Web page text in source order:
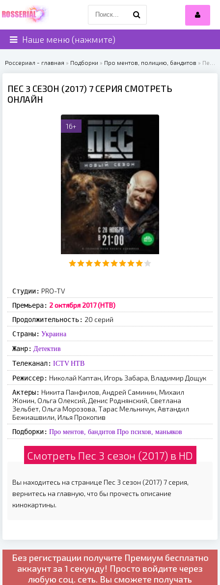
Наше меню (нажмите)
Россериал - главная » Подборки » Про ментов, полицию, бандитов » Пес 3 сезон (2017)
ПЕС 3 СЕЗОН (2017) 7 СЕРИЯ СМОТРЕТЬ
ОНЛАЙН
16+
Студии: PRO-TV
Премьера: 2 октября 2017 (НТВ)
Продолжительность: 20 серий
Страны: Украина
Жанр: Детектив
Телеканал: ICTV НТВ
Режиссер: Николай Каптан, Игорь Забара, Владимир Дощук
Актеры: Никита Панфилов, Андрей Саминин, Михаил
Жонин, Ольга Олексий, Денис Роднянский, Светлана
Зельбет, Ольга Морозова, Тарас Мельничук, Автандил
Бежиашвили, Илья Прокопив
Подборки: Про ментов, бандитов Про психов, маньяков
Смотреть Пес 3 сезон (2017) в HD
Вы находитесь на странице Пес 3 сезон (2017) 7 серия,
вернитесь на главную, что бы прочесть описание
кинокартины.
Без регистрации получите Премиум бесплатно
аккаунт за 1 секунду! Просто войдите через
любую соц. сеть. Вы сможете получать